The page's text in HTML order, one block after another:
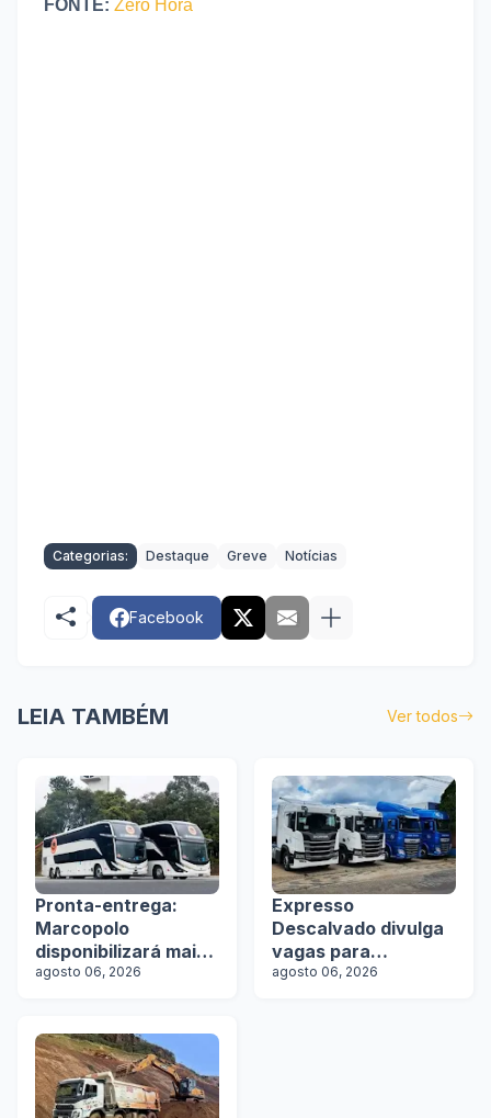
FONTE: Zero Hora
Categorias: Destaque Greve Notícias
Facebook
LEIA TAMBÉM Ver todos
Pronta-entrega:
Marcopolo
disponibilizará mais
de 100 ônibus para
agosto 06, 2026
Expresso
Descalvado divulga
vagas para
motoristas
agosto 06, 2026